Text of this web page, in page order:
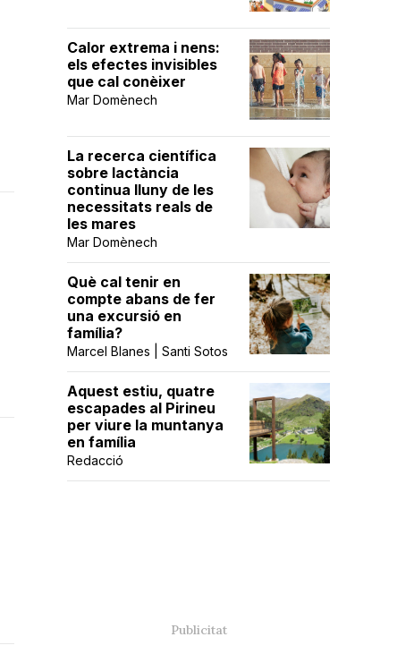
Calor extrema i nens:
els efectes invisibles
que cal conèixer
Mar Domènech
La recerca científica
sobre lactància
continua lluny de les
necessitats reals de
les mares
Mar Domènech
Què cal tenir en
compte abans de fer
una excursió en
família?
Marcel Blanes | Santi Sotos
Aquest estiu, quatre
escapades al Pirineu
per viure la muntanya
en família
Redacció